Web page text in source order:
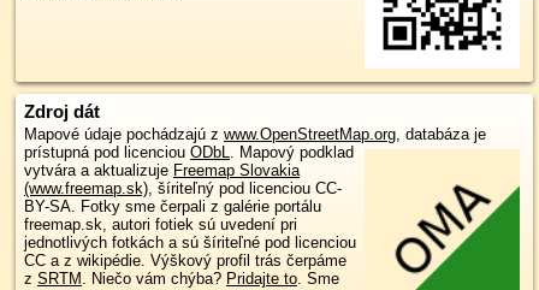
Zdroj dát
Mapové údaje pochádzajú z www.OpenStreetMap.org, databáza je
prístupná pod licenciou ODbL. Mapový podklad
vytvára a aktualizuje Freemap Slovakia
(www.freemap.sk), šíriteľný pod licenciou CC-
BY-SA. Fotky sme čerpali z galérie portálu
freemap.sk, autori fotiek sú uvedení pri
jednotlivých fotkách a sú šíriteľné pod licenciou
CC a z wikipédie. Výškový profil trás čerpáme
z SRTM . Niečo vám chýba? Pridajte to. Sme